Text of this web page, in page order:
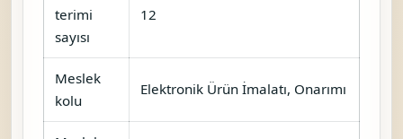
terimi
sayısı
12
Meslek
kolu
Elektronik Ürün İmalatı, Onarımı